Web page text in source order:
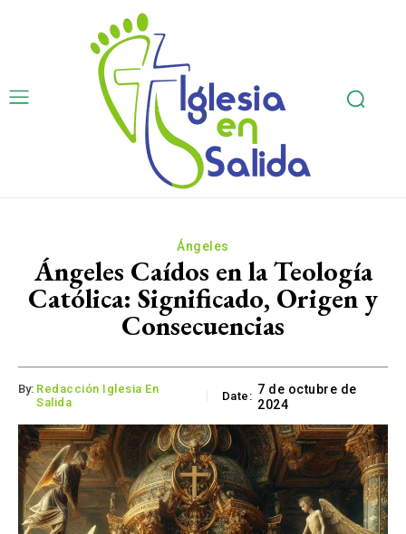
Ángeles
Ángeles Caídos en la Teología
Católica: Significado, Origen y
Consecuencias
By: Redacción Iglesia En
Salida
Date: 7 de octubre de
2024